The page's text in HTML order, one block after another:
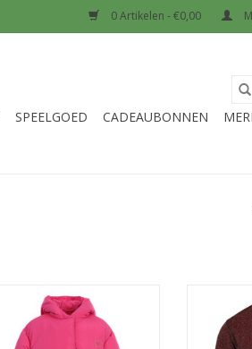
0 Artikelen - €0,00
SPEELGOED CADEAUBONNEN
Little Looxs Little parka Love
AAN WINKELWAGEN